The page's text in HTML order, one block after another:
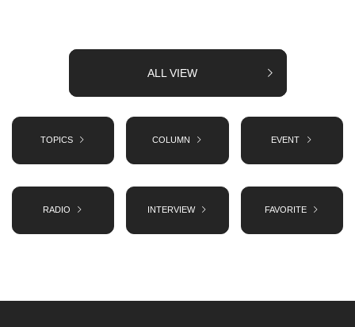
ALL VIEW
TOPICS COLUMN EVENT
RADIO INTERVIEW FAVORITE